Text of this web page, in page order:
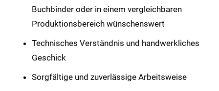
Buchbinder oder in einem vergleichbaren
Produktionsbereich wünschenswert
Technisches Verständnis und handwerkliches
Geschick
Sorgfältige und zuverlässige Arbeitsweise